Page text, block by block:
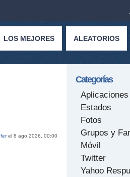
LOS MEJORES ALEATORIOS
ferel 8 ago 2026, 00:00
Categorías
Aplicaciones
Estados
Fotos
Grupos y
Móvil
Twitter
Yahoo